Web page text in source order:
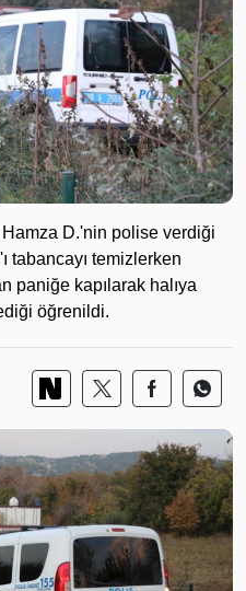
Hamza D.'nin polise verdiği
tabancayı temizlerken
paniğe kapılarak halıya
öğrenildi.